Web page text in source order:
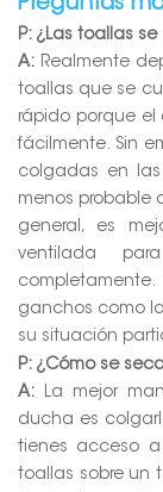
Preguntas
P: ¿Las toallas
A: Realmente
toallas que se
rápido porque el
fácilmente. Sin
colgadas en las
menos probable
general, es
ventilada
ganchos como
su situación
P: ¿Cómo se
A: La mejor
ducha es
tienes acceso
toallas sobre un